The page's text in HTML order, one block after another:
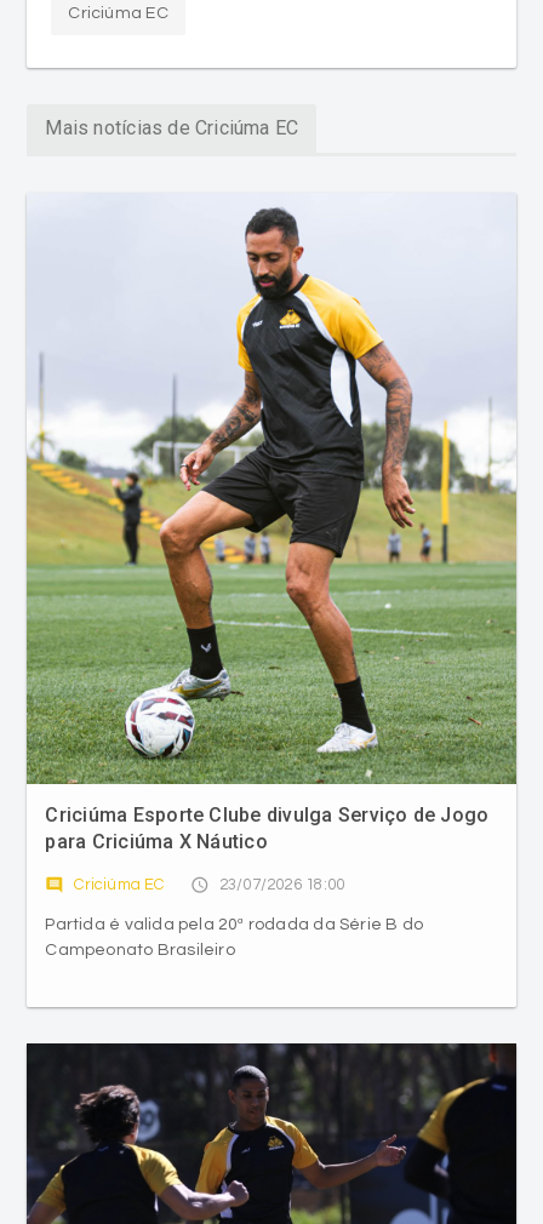
Criciúma Esporte Clube divulga Serviço de Jogo
para Criciúma X Náutico
comment Criciúma EC access_time 23/07/2026 18:00
Partida é valida pela 20ª rodada da Série B do
Campeonato Brasileiro